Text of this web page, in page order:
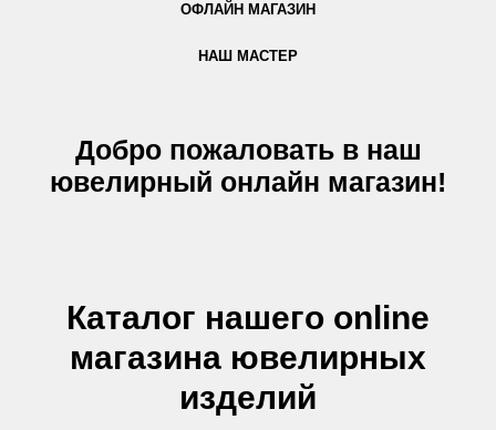
ОФЛАЙН МАГАЗИН
НАШ МАСТЕР
Добро пожаловать в наш
ювелирный онлайн магазин!
Каталог нашего online
магазина ювелирных
изделий